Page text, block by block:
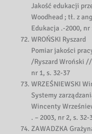
Jakość edukacji
Woodhead ; tł. z
Edukacja .-2000, nr
WROŃSKI Ryszard
Pomiar jakości
/Ryszard Wroński //
nr 1, s. 32-37
WRZEŚNIEWSKI
Systemy
Wincenty
. – 2003, nr 2, s. 32-
ZAWADZKA